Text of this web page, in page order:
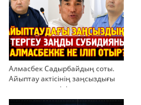
Алмасбек Садырбайдың соты.
Айыптау актісінің заңсыздығы
мен қолдан өсірілген
миллиондар